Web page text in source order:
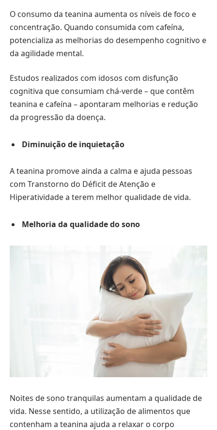
O consumo da teanina aumenta os níveis de foco e
concentração. Quando consumida com cafeína,
potencializa as melhorias do desempenho cognitivo e
da agilidade mental.
Estudos realizados com idosos com disfunção
cognitiva que consumiam chá-verde – que contêm
teanina e cafeína – apontaram melhorias e redução
da progressão da doença.
Diminuição de inquietação
A teanina promove ainda a calma e ajuda pessoas
com Transtorno do Déficit de Atenção e
Hiperatividade a terem melhor qualidade de vida.
Melhoria da qualidade do sono
Noites de sono tranquilas aumentam a qualidade de
vida. Nesse sentido, a utilização de alimentos que
contenham a teanina ajuda a relaxar o corpo